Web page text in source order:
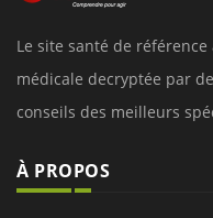
Le site santé de
médicale decryptée par
conseils des meilleurs
À PROPOS